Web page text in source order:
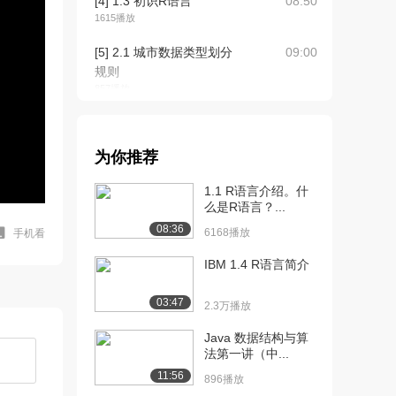
手机看
1615播放
[5] 2.1 城市数据类型划分
规则
09:00
1482播放
[7] 2.2 城市典型数据及其
05:51
[8] 2.3 如何将数据库导入
09:15
[9] 3.1 为什么需要数据预
05:23
为你推荐
08:36
1.1 R语言介绍。什
么是R语言？...
6168播放
03:47
IBM 1.4 R语言简介
2.3万播放
11:56
Java 数据结构与算
法第一讲（中...
896播放